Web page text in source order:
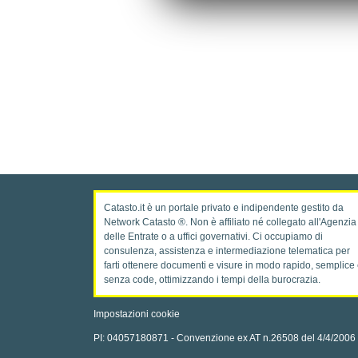
Catasto.it è un portale privato e indipendente gestito da
Network Catasto ®. Non è affiliato né collegato all'Agenzia
delle Entrate o a uffici governativi. Ci occupiamo di
consulenza, assistenza e intermediazione telematica per
farti ottenere documenti e visure in modo rapido, semplice
senza code, ottimizzando i tempi della burocrazia.
Impostazioni cookie
PI: 04057180871 - Convenzione ex AT n.26508 del 4/4/2006